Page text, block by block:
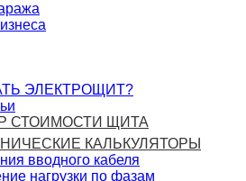
ЭЛЕКТРОЩИТ?
СТОИМОСТИ ЩИТА
КАЛЬКУЛЯТОРЫ
вводного кабеля
нагрузки по фазам